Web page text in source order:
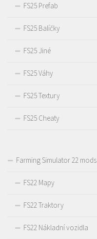
FS25 Prefab
FS25 Balíčky
FS25 Jiné
FS25 Váhy
FS25 Textury
FS25 Cheaty
Farming Simulator 22 mods
FS22 Mapy
FS22 Traktory
FS22 Nákladní vozidla